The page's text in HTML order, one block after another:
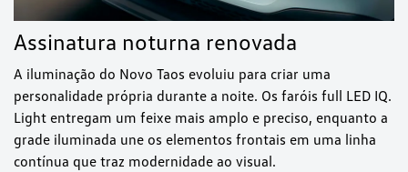
Assinatura noturna renovada
A iluminação do Novo Taos evoluiu para criar uma
personalidade própria durante a noite. Os faróis full LED IQ.
Light entregam um feixe mais amplo e preciso, enquanto a
grade iluminada une os elementos frontais em uma linha
contínua que traz modernidade ao visual.